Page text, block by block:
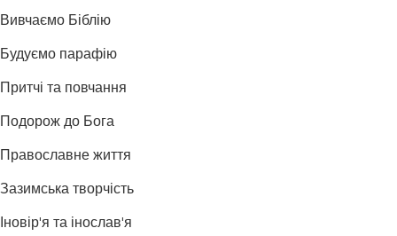
Вивчаємо Біблію
Будуємо парафію
Притчі та повчання
Подорож до Бога
Православне життя
Зазимська творчість
Іновір'я та інослав'я